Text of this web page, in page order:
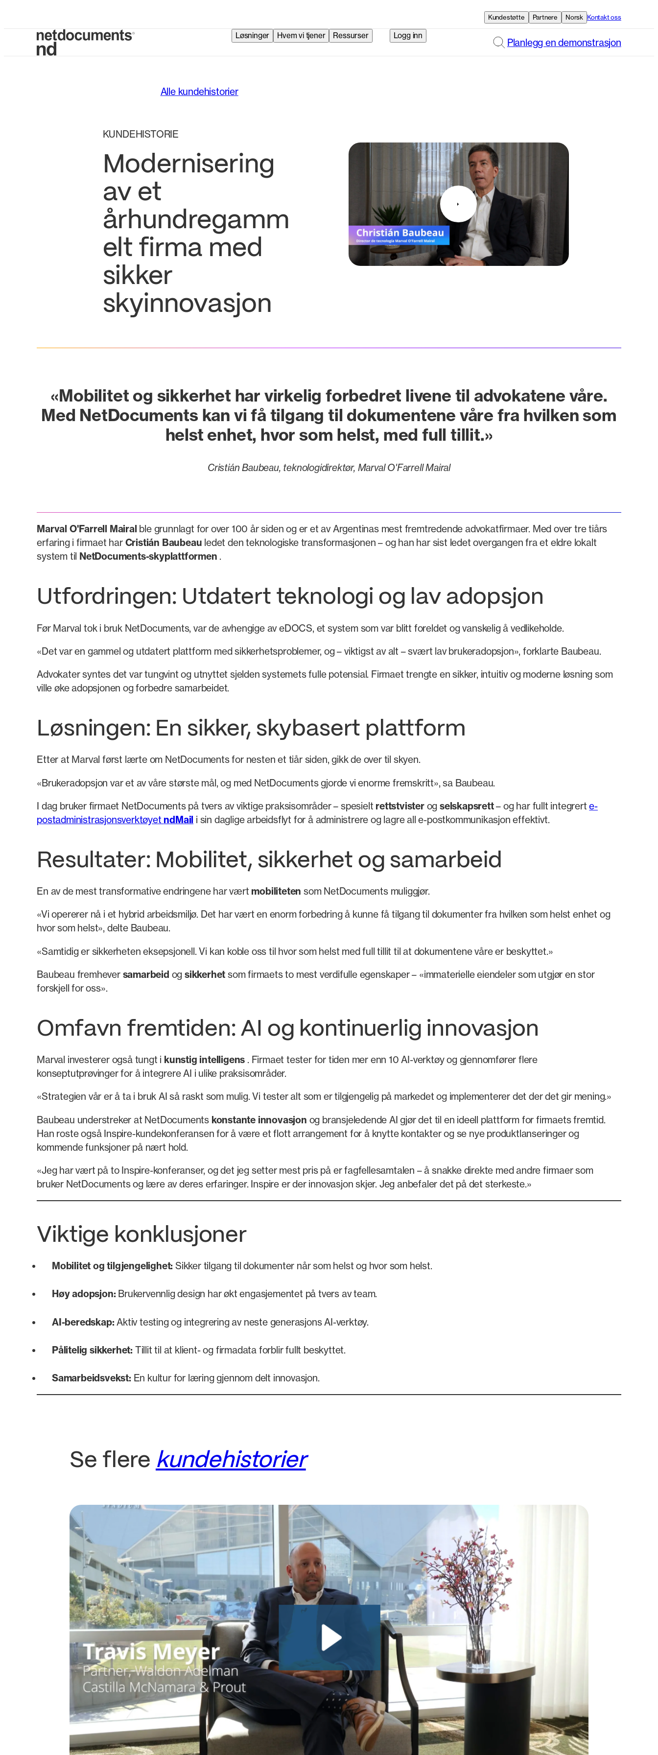
Kundestøtte Partnere Norsk Kontakt oss
Løsninger Hvem vi tjener Ressurser Logg inn
Planlegg en demonstrasjon
Alle kundehistorier
KUNDEHISTORIE
Modernisering
av et
århundregamm
elt firma med
sikker
skyinnovasjon
«Mobilitet og sikkerhet har virkelig forbedret livene til advokatene våre.
Med NetDocuments kan vi få tilgang til dokumentene våre fra hvilken som
helst enhet, hvor som helst, med full tillit.»
Cristián Baubeau, teknologidirektør, Marval O'Farrell Mairal
Marval O'Farrell Mairal ble grunnlagt for over 100 år siden og er et av Argentinas mest fremtredende advokatfirmaer. Med over tre tiårs
erfaring i firmaet har Cristián Baubeau ledet den teknologiske transformasjonen – og han har sist ledet overgangen fra et eldre lokalt
system til NetDocuments-skyplattformen .
Utfordringen: Utdatert teknologi og lav adopsjon
Før Marval tok i bruk NetDocuments, var de avhengige av eDOCS, et system som var blitt foreldet og vanskelig å vedlikeholde.
«Det var en gammel og utdatert plattform med sikkerhetsproblemer, og – viktigst av alt – svært lav brukeradopsjon», forklarte Baubeau.
Advokater syntes det var tungvint og utnyttet sjelden systemets fulle potensial. Firmaet trengte en sikker, intuitiv og moderne løsning som
ville øke adopsjonen og forbedre samarbeidet.
Løsningen: En sikker, skybasert plattform
Etter at Marval først lærte om NetDocuments for nesten et tiår siden, gikk de over til skyen.
«Brukeradopsjon var et av våre største mål, og med NetDocuments gjorde vi enorme fremskritt», sa Baubeau.
I dag bruker firmaet NetDocuments på tvers av viktige praksisområder – spesielt rettstvisterog selskapsrett– og har fullt integrerte-
postadministrasjonsverktøyet ndMail i sin daglige arbeidsflyt for å administrere og lagre all e-postkommunikasjon effektivt.
Resultater: Mobilitet, sikkerhet og samarbeid
En av de mest transformative endringene har vært mobiliteten som NetDocuments muliggjør.
«Vi opererer nå i et hybrid arbeidsmiljø. Det har vært en enorm forbedring å kunne få tilgang til dokumenter fra hvilken som helst enhet og
hvor som helst», delte Baubeau.
«Samtidig er sikkerheten eksepsjonell. Vi kan koble oss til hvor som helst med full tillit til at dokumentene våre er beskyttet.»
Baubeau fremhever samarbeid og sikkerhet som firmaets to mest verdifulle egenskaper – «immaterielle eiendeler som utgjør en stor
forskjell for oss».
Omfavn fremtiden: AI og kontinuerlig innovasjon
Marval investerer også tungt i kunstig intelligens . Firmaet tester for tiden mer enn 10 AI-verktøy og gjennomfører flere
konseptutprøvinger for å integrere AI i ulike praksisområder.
«Strategien vår er å ta i bruk AI så raskt som mulig. Vi tester alt som er tilgjengelig på markedet og implementerer det der det gir mening.»
Baubeau understreker at NetDocuments konstante innovasjon og bransjeledende AI gjør det til en ideell plattform for firmaets fremtid.
Han roste også Inspire-kundekonferansen for å være et flott arrangement for å knytte kontakter og se nye produktlanseringer og
kommende funksjoner på nært hold.
«Jeg har vært på to Inspire-konferanser, og det jeg setter mest pris på er fagfellesamtalen – å snakke direkte med andre firmaer som
bruker NetDocuments og lære av deres erfaringer. Inspire er der innovasjon skjer. Jeg anbefaler det på det sterkeste.»
Viktige konklusjoner
Mobilitet og tilgjengelighet: Sikker tilgang til dokumenter når som helst og hvor som helst.
Høy adopsjon: Brukervennlig design har økt engasjementet på tvers av team.
AI-beredskap: Aktiv testing og integrering av neste generasjons AI-verktøy.
Pålitelig sikkerhet: Tillit til at klient- og firmadata forblir fullt beskyttet.
Samarbeidsvekst: En kultur for læring gjennom delt innovasjon.
Se flere kundehistorier